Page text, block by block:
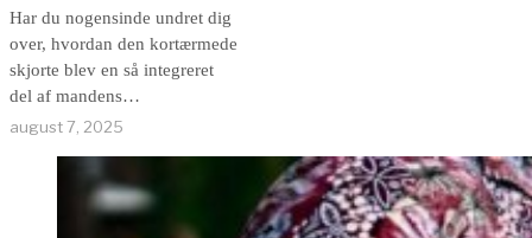
Har du nogensinde undret dig
over, hvordan den kortærmede
skjorte blev en så integreret
del af mandens
sommergarderobe? Historien
beklædningsgenstand er et
fascinerende dyk ned i moden
og dens evige forandring. Fra
august 7, 2025